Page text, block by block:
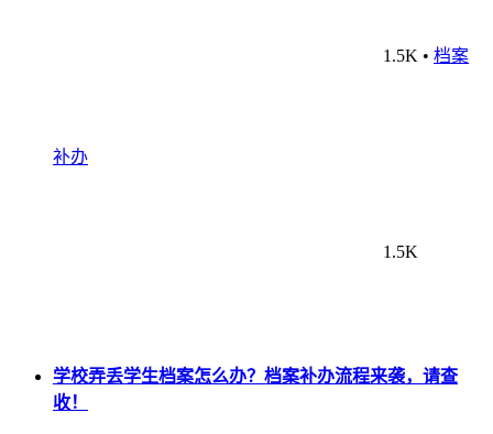
1.5K • 档案
补办
1.5K
学校弄丢学生档案怎么办？档案补办流程来袭，请查
收！